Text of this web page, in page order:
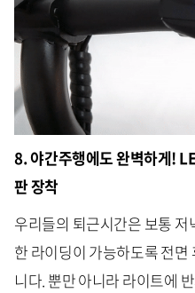
8. 야간주행에도 완벽하게!
판 장착
우리들의 퇴근시간은 보통
한 라이딩이 가능하도록 전
니다. 뿐만 아니라 라이트에